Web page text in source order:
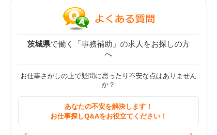
茨城県で働く「事務補助」の求人をお探しの方
へ
お仕事さがしの上で疑問に思ったり不安な点はありません
か？
あなたの不安を解決します！
お仕事探しQ&Aをお役立てください！